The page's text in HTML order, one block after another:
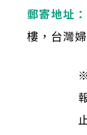
郵寄地址：
樓，台灣